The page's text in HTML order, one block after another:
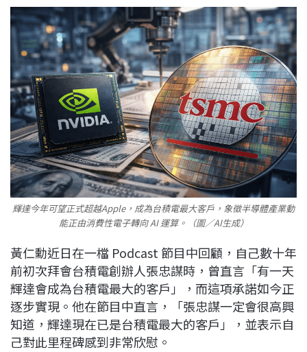
輝達今年可望正式超越Apple，成為台積電最大客戶，象徵半導體產業動
能正由消費性電子轉向 AI 運算。（圖／AI生成）
黃仁勳近日在一檔 Podcast 節目中回顧，自己數十年
前初次拜會台積電創辦人張忠謀時，曾直言「有一天
輝達會成為台積電最大的客戶」，而這項承諾如今正
逐步實現。他在節目中直言，「張忠謀一定會很高興
知道，輝達現在已是台積電最大的客戶」，並表示自
己對此里程碑感到非常欣慰。